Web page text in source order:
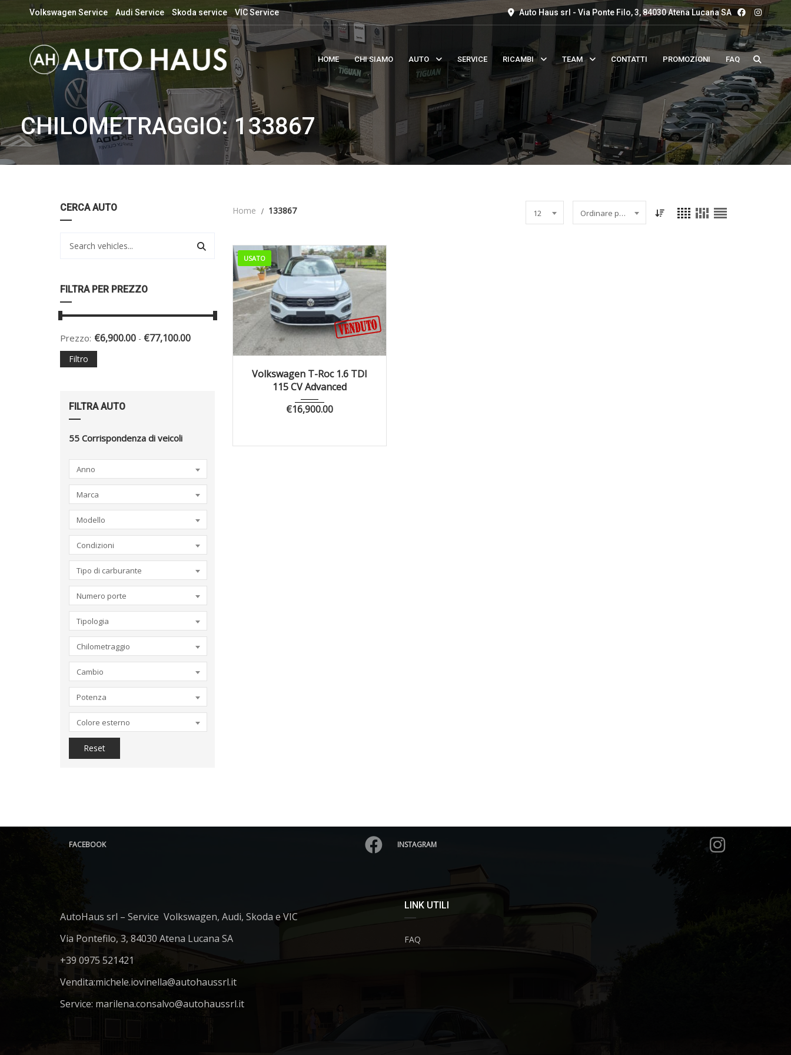
Volkswagen Service Audi Service Skoda service VIC Service Auto Haus srl - Via Ponte Filo, 3, 84030 Atena Lucana SA
HOME CHI SIAMO AUTO SERVICE RICAMBI TEAM CONTATTI PROMOZIONI FAQ
CHILOMETRAGGIO: 133867
CERCA AUTO
FILTRA PER PREZZO
Prezzo: €6,900.00 - €77,100.00
Filtro
FILTRA AUTO
55 Corrispondenza di veicoli
Anno
Marca
Modello
Condizioni
Tipo di carburante
Numero porte
Tipologia
Chilometraggio
Cambio
Potenza
Colore esterno
Reset
Home 133867 12 Ordinare per data
USATO
2019 Manua... 133867
Volkswagen T-Roc 1.6 TDI
115 CV Advanced
€16,900.00
FACEBOOK INSTAGRAM
AutoHaus srl – Service Volkswagen, Audi, Skoda e VIC
Via Pontefilo, 3, 84030 Atena Lucana SA
+39 0975 521421
Vendita:michele.iovinella@autohaussrl.it
Service: marilena.consalvo@autohaussrl.it
LINK UTILI
FAQ